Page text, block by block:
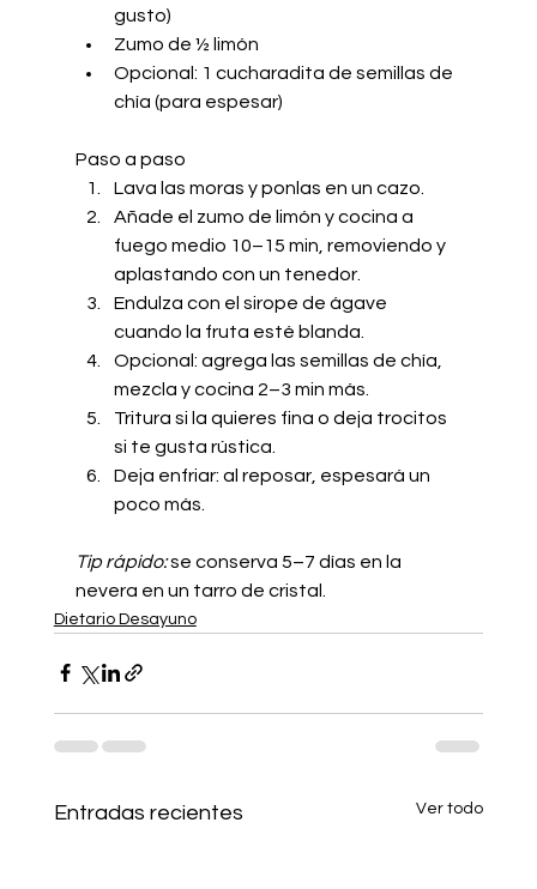
gusto)
Zumo de ½ limón
Opcional: 1 cucharadita de semillas de
chía (para espesar)
Paso a paso
Lava las moras y ponlas en un cazo.
Añade el zumo de limón y cocina a
fuego medio 10–15 min, removiendo y
aplastando con un tenedor.
Endulza con el sirope de ágave
cuando la fruta esté blanda.
Opcional: agrega las semillas de chía,
mezcla y cocina 2–3 min más.
Tritura si la quieres fina o deja trocitos
si te gusta rústica.
Deja enfriar: al reposar, espesará un
poco más.
Tip rápido: se conserva 5–7 días en la
nevera en un tarro de cristal.
Dietario Desayuno
Entradas recientes Ver todo